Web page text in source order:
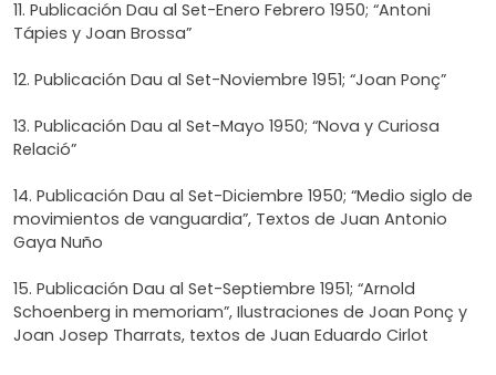
11. Publicación Dau al Set-Enero Febrero 1950; “Antoni
Tápies y Joan Brossa”
12. Publicación Dau al Set-Noviembre 1951; “Joan Ponç”
13. Publicación Dau al Set-Mayo 1950; “Nova y Curiosa
Relació”
14. Publicación Dau al Set-Diciembre 1950; “Medio siglo de
movimientos de vanguardia”, Textos de Juan Antonio
Gaya Nuño
15. Publicación Dau al Set-Septiembre 1951; “Arnold
Schoenberg in memoriam”, Ilustraciones de Joan Ponç y
Joan Josep Tharrats, textos de Juan Eduardo Cirlot